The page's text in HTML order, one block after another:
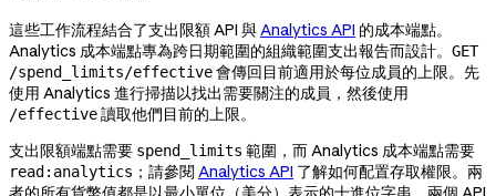
這些工作流程結合了支出限額 API 與Analytics API 的成本端點。
Analytics 成本端點專為跨日期範圍的組織範圍支出報告而設計。 GET
/spend_limits/effective會傳回目前適用於每位成員的上限。先
使用 Analytics 進行掃描以找出需要關注的成員，然後使用
/effective讀取他們目前的上限。
支出限額端點需要 spend_limits 範圍，而 Analytics 成本端點需要
read:analytics ；請參閱Analytics API 了解如何配置存取權限。兩